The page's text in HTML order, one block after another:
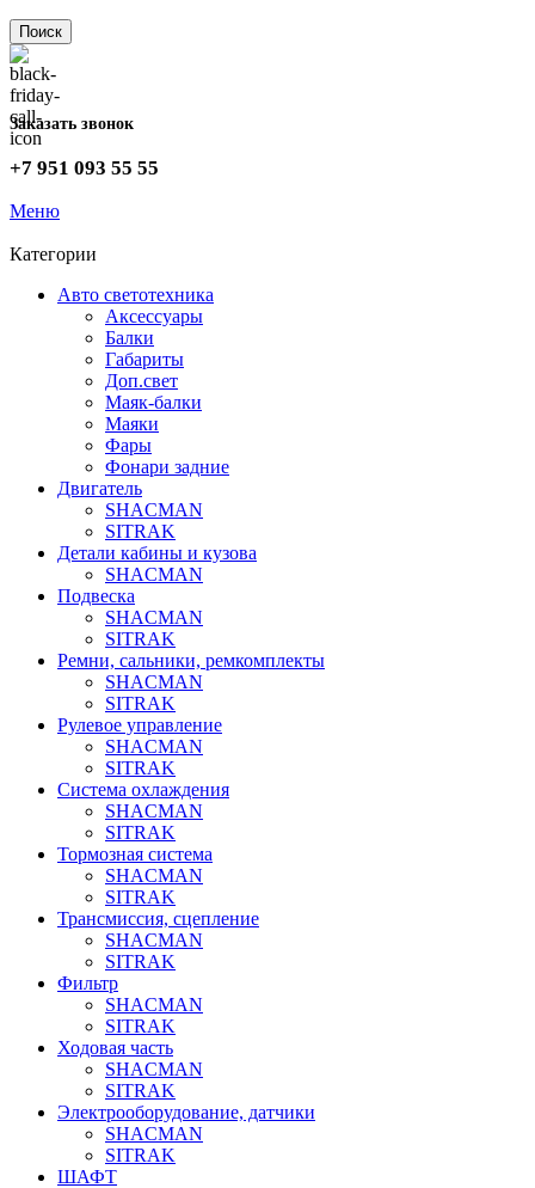
Поиск
Заказать звонок
+7 951 093 55 55
Меню
Категории
Авто светотехника
Аксессуары
Балки
Габариты
Доп.свет
Маяк-балки
Маяки
Фары
Фонари задние
Двигатель
SHACMAN
SITRAK
Детали кабины и кузова
SHACMAN
Подвеска
SHACMAN
SITRAK
Ремни, сальники, ремкомплекты
SHACMAN
SITRAK
Рулевое управление
SHACMAN
SITRAK
Система охлаждения
SHACMAN
SITRAK
Тормозная система
SHACMAN
SITRAK
Трансмиссия, сцепление
SHACMAN
SITRAK
Фильтр
SHACMAN
SITRAK
Ходовая часть
SHACMAN
SITRAK
Электрооборудование, датчики
SHACMAN
SITRAK
ШАФТ